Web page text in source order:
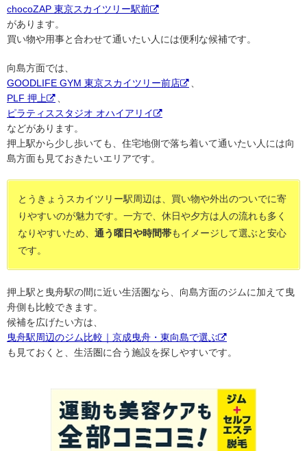
chocoZAP 東京スカイツリー駅前
があります。
買い物や用事と合わせて通いたい人には便利な候補です。
向島方面では、
GOODLIFE GYM 東京スカイツリー前店
PLF 押上
ピラティススタジオ オハイアリイ
などがあります。
押上駅から少し歩いても、住宅地側で落ち着いて通いたい人には向
島方面も見ておきたいエリアです。
とうきょうスカイツリー駅周辺は、買い物や外出のついでに寄
りやすいのが魅力です。一方で、休日や夕方は人の流れも多く
なりやすいため、 通う曜日や時間帯もイメージして選ぶと安心
です。
押上駅と曳舟駅の間に近い生活圏なら、向島方面のジムに加えて曳
舟側も比較できます。
候補を広げたい方は、
曳舟駅周辺のジム比較｜京成曳舟・東向島で選ぶ
も見ておくと、生活圏に合う施設を探しやすいです。